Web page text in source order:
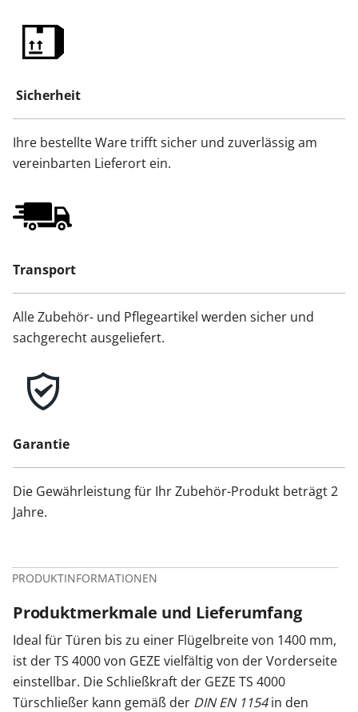
Sicherheit
Ihre bestellte Ware trifft sicher und zuverlässig am
vereinbarten Lieferort ein.
Transport
Alle Zubehör- und Pflegeartikel werden sicher und
sachgerecht ausgeliefert.
Garantie
Die Gewährleistung für Ihr Zubehör-Produkt beträgt 2
Jahre.
PRODUKTINFORMATIONEN
Produktmerkmale und Lieferumfang
Ideal für Türen bis zu einer Flügelbreite von 1400 mm,
ist der TS 4000 von GEZE vielfältig von der Vorderseite
einstellbar. Die Schließkraft der GEZE TS 4000
Türschließer kann gemäß der DIN EN 1154in den